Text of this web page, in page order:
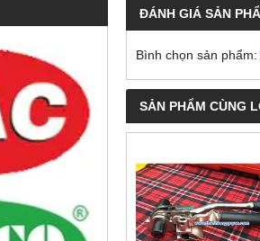
ĐÁNH GIÁ SẢN
Bình chọn sản phẩm:
SẢN PHẨM CÙNG